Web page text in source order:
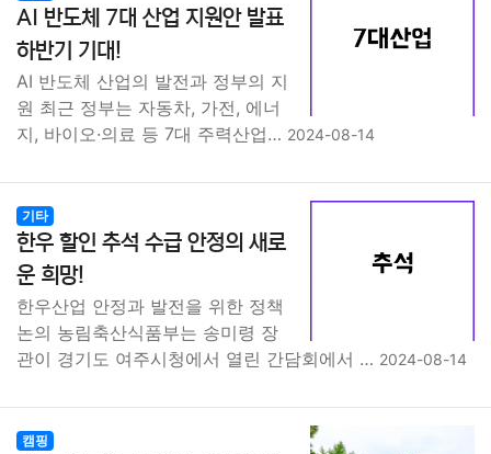
AI 반도체 7대 산업 지원안 발표
하반기 기대!
AI 반도체 산업의 발전과 정부의 지
원 최근 정부는 자동차, 가전, 에너
지, 바이오·의료 등 7대 주력산업… 2024-08-14
기타
한우 할인 추석 수급 안정의 새로
운 희망!
한우산업 안정과 발전을 위한 정책
논의 농림축산식품부는 송미령 장
관이 경기도 여주시청에서 열린 간담회에서 … 2024-08-14
캠핑